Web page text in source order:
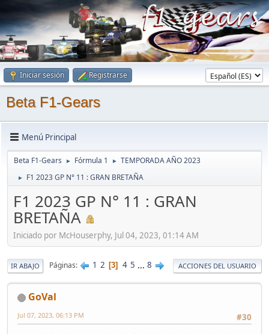
Iniciar sesión Registrarse
Beta F1-Gears
Menú Principal
Beta F1-Gears ► Fórmula 1 ► TEMPORADA AÑO 2023
► F1 2023 GP N° 11 : GRAN BRETAÑA
F1 2023 GP N° 11 : GRAN
BRETAÑA
Iniciado por McHouserphy, Jul 04, 2023, 01:14 AM
IR ABAJO Páginas 1 2 3 4 5 ... 8 ACCIONES DEL USUARIO
GoVal
#30
Jul 07, 2023, 06:13 PM